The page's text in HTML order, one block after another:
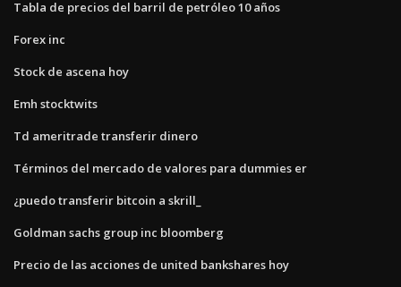
Tabla de precios del barril de petróleo 10 años
Forex inc
Stock de ascena hoy
Emh stocktwits
Td ameritrade transferir dinero
Términos del mercado de valores para dummies er
¿puedo transferir bitcoin a skrill_
Goldman sachs group inc bloomberg
Precio de las acciones de united bankshares hoy